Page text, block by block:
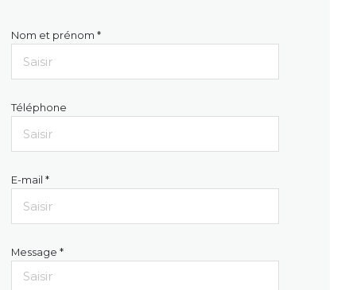
Nom et prénom *
Téléphone
E-mail *
Message *